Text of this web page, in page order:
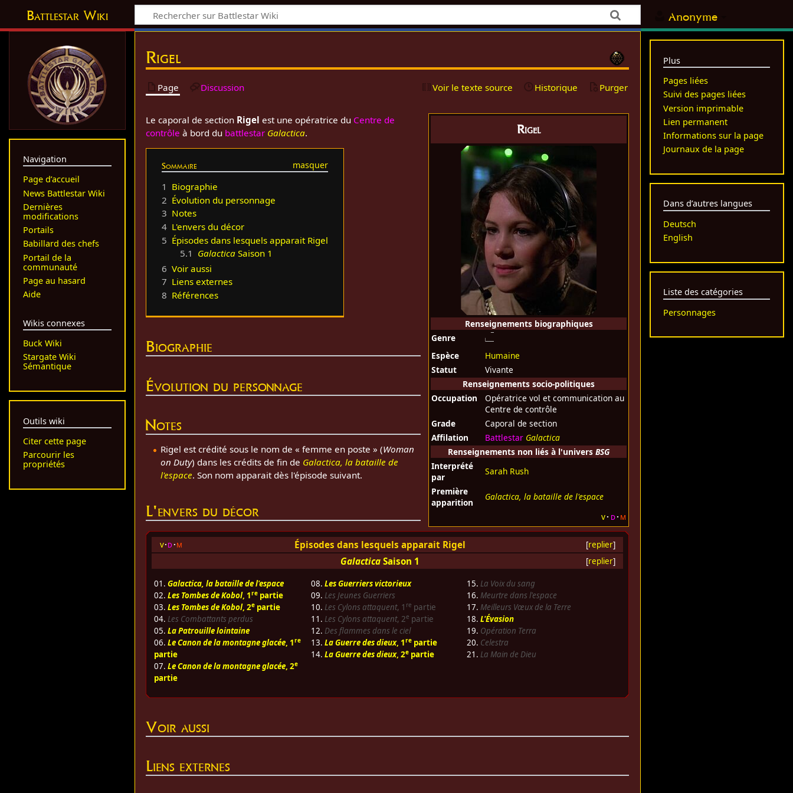
Anonyme
Battlestar Wiki
Rigel
Page Discussion Voir le texte source Historique Purger
Rigel
Renseignements biographiques
Genre
Espèce
Humaine
Statut
Vivante
Renseignements socio-politiques
Occupation
Opératrice vol et communication au
Centre de contrôle
Grade
Caporal de section
Affilation
Battlestar Galactica
Renseignements non liés à l'universBSG
Interprété
par
Sarah Rush
Première
apparition
Galactica, la bataille de l'espace
v d m
Le caporal de section Rigel est une opératrice du Centre de
contrôle à bord du battlestar Galactica.
Sommaire
1 Biographie
2 Évolution du personnage
3 Notes
4 L'envers du décor
5 Épisodes dans lesquels apparait Rigel
5.1 GalacticaSaison 1
6 Voir aussi
7 Liens externes
8 Références
Biographie
Évolution du personnage
Notes
Rigel est crédité sous le nom de « femme en poste » (Woman
on Duty) dans les crédits de fin de Galactica, la bataille de
l'espace. Son nom apparait dès l'épisode suivant.
L'envers du décor
[replier]
v d m Épisodes dans lesquels apparait Rigel
[replier]
Galactica Saison 1
01. Galactica, la bataille de l'espace
02. Les Tombes de Kobol, 1repartie
03. Les Tombes de Kobol, 2epartie
04. Les Combattants perdus
05. La Patrouille lointaine
06. Le Canon de la montagne glacée, 1re
partie
07. Le Canon de la montagne glacée, 2e
partie
08. Les Guerriers victorieux
09. Les Jeunes Guerriers
10. Les Cylons attaquent, 1 re partie
11. Les Cylons attaquent, 2e partie
12. Des flammes dans le ciel
13. La Guerre des dieux, 1repartie
14. La Guerre des dieux, 2epartie
15. La Voix du sang
16. Meurtre dans l'espace
17. Meilleurs Vœux de la Terre
18. L'Évasion
19. Opération Terra
20. Celestra
21. La Main de Dieu
Voir aussi
Liens externes
Navigation
Page d’accueil
News Battlestar Wiki
Dernières
modifications
Portails
Babillard des chefs
Portail de la
communauté
Page au hasard
Aide
Wikis connexes
Buck Wiki
Stargate Wiki
Sémantique
Outils wiki
Citer cette page
Parcourir les
propriétés
Plus
Pages liées
Suivi des pages liées
Version imprimable
Lien permanent
Informations sur la page
Journaux de la page
Dans d’autres langues
Deutsch
English
Liste des catégories
Personnages